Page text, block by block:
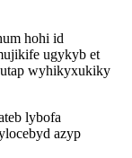
hohi id
ugykyb et
wyhikyxukiky
lybofa
azyp